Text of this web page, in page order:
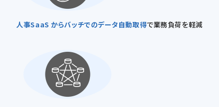
人事SaaS からバッチでのデータ自動取得で業務負荷を軽減